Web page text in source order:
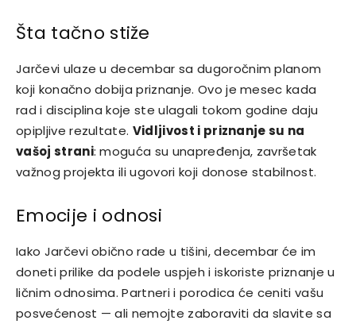
Šta tačno stiže
Jarčevi ulaze u decembar sa dugoročnim planom
koji konačno dobija priznanje. Ovo je mesec kada
rad i disciplina koje ste ulagali tokom godine daju
opipljive rezultate. Vidljivost i priznanje su na
vašoj strani: moguća su unapređenja, završetak
važnog projekta ili ugovori koji donose stabilnost.
Emocije i odnosi
Iako Jarčevi obično rade u tišini, decembar će im
doneti prilike da podele uspjeh i iskoriste priznanje u
ličnim odnosima. Partneri i porodica će ceniti vašu
posvećenost — ali nemojte zaboraviti da slavite sa